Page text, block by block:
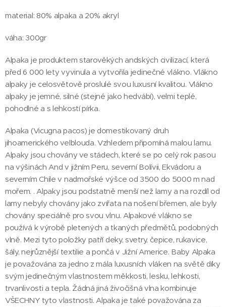
material: 80% alpaka a 20% akryl
váha: 300gr
Alpaka je produktem starověkých andských civilizací, která
před 6 000 lety vyvinula a vytvořila jedinečné vlákno. Vlákno
alpaky je celosvětově proslulé svou luxusní kvalitou. Vlákno
alpaky je jemné, silné (stejné jako hedvábí), velmi teplé,
pohodlné a s lehkostí pírka.
Alpaka (Vicugna pacos) je domestikovaný druh
jihoamerického velblouda. Vzhledem připomíná malou lamu.
Alpaky jsou chovány ve stádech, které se po celý rok pasou
na výšinách And v jižním Peru, severní Bolívii, Ekvádoru a
severním Chile v nadmořské výšce od 3500 do 5000 m nad
mořem. . Alpaky jsou podstatně menší než lamy a na rozdíl od
lamy nebyly chovány jako zvířata na nošení břemen, ale byly
chovány speciálně pro svou vlnu. Alpakové vlákno se
používá k výrobě pletených a tkaných předmětů, podobných
vlně. Mezi tyto položky patří deky, svetry, čepice, rukavice,
šály, nejrůznější textilie a pončá v Jižní Americe. Baby Alpaka
je považována za jedno z mála luxusních vláken na světě díky
svým jedinečným vlastnostem měkkosti, lesku, lehkosti,
trvanlivosti a tepla. Žádná jiná živočišná vlna kombinuje
VŠECHNY tyto vlastnosti. Alpaka je také považována za